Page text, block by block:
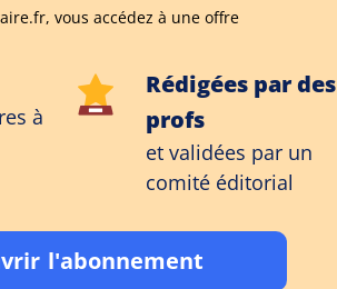
vous accédez à une offre
à
Rédigées par des
profs
et validées par un
comité éditorial
l'abonnement